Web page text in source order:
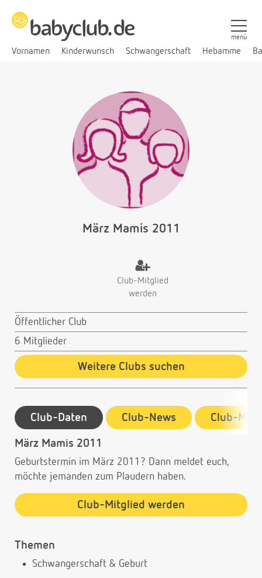
Vornamen Kinderwunsch Schwangerschaft Hebamme
menü
März Mamis 2011
Club-Mitglied
werden
Öffentlicher Club
6 Mitglieder
Weitere Clubs suchen
Club-Daten Club-News Club-
März Mamis 2011
Geburtstermin im März 2011? Dann meldet euch,
möchte jemanden zum Plaudern haben.
Club-Mitglied werden
Themen
Schwangerschaft & Geburt